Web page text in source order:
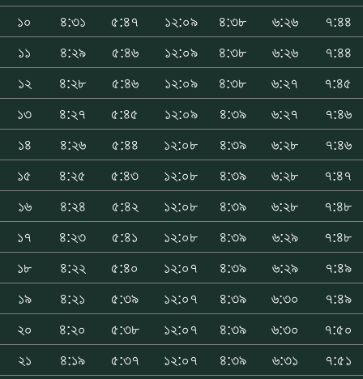
১০
৪:৩১ ৫:৪৭ ১২:০৯ ৪:৩৮ ৬:২৬
৭:৪৪
১১
৪:২৯ ৫:৪৬ ১২:০৯ ৪:৩৮ ৬:২৬
৭:৪৪
১২
৪:২৮ ৫:৪৬ ১২:০৯ ৪:৩৮ ৬:২৭
৭:৪৫
১৩
৪:২৭ ৫:৪৫ ১২:০৯ ৪:৩৯ ৬:২৭
৭:৪৬
১৪
৪:২৬ ৫:৪৪ ১২:০৮ ৪:৩৯ ৬:২৮
৭:৪৬
১৫
৪:২৫ ৫:৪৩ ১২:০৮ ৪:৩৯ ৬:২৮
৭:৪৭
১৬
৪:২৪ ৫:৪২ ১২:০৮ ৪:৩৯ ৬:২৮
৭:৪৮
১৭
৪:২৩ ৫:৪১ ১২:০৮ ৪:৩৯ ৬:২৯
৭:৪৮
১৮
৪:২২ ৫:৪০ ১২:০৭ ৪:৩৯ ৬:২৯
৭:৪৯
১৯
৪:২১ ৫:৩৯ ১২:০৭ ৪:৩৯ ৬:৩০
৭:৪৯
২০
৪:২০ ৫:৩৮ ১২:০৭ ৪:৩৯ ৬:৩০
৭:৫০
২১
৪:১৯ ৫:৩৭ ১২:০৭ ৪:৩৯ ৬:৩১
৭:৫১